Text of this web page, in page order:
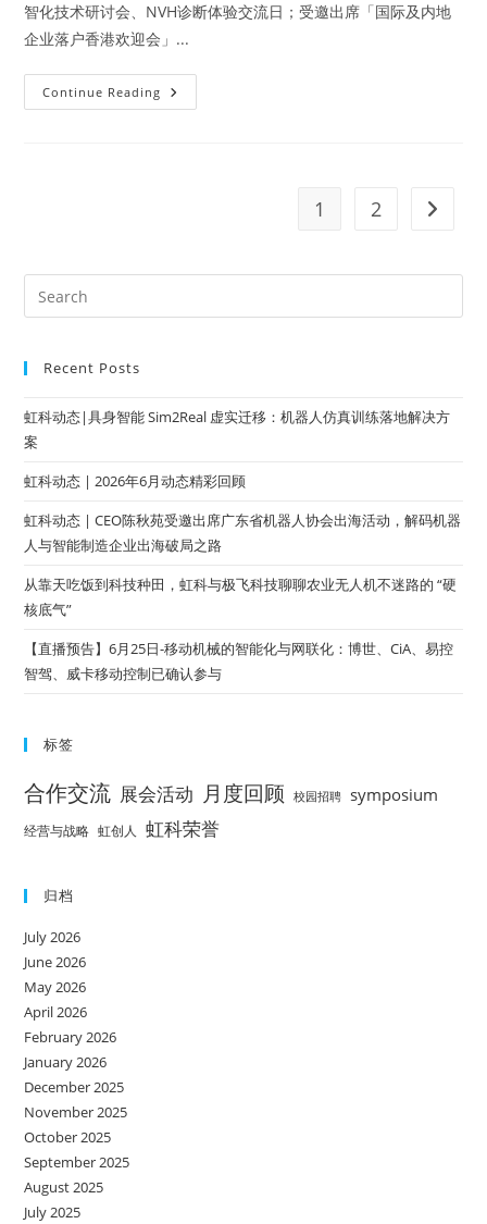
智化技术研讨会、NVH诊断体验交流日；受邀出席「国际及内地
企业落户香港欢迎会」...
Continue Reading
1 2
Recent Posts
虹科动态|具身智能 Sim2Real 虚实迁移：机器人仿真训练落地解决方
案
虹科动态 | 2026年6月动态精彩回顾
虹科动态 | CEO陈秋苑受邀出席广东省机器人协会出海活动，解码机器
人与智能制造企业出海破局之路
从靠天吃饭到科技种田，虹科与极飞科技聊聊农业无人机不迷路的 “硬
核底气”
【直播预告】6月25日-移动机械的智能化与网联化：博世、CiA、易控
智驾、威卡移动控制已确认参与
标签
合作交流 展会活动 月度回顾 校园招聘 symposium
经营与战略 虹创人 虹科荣誉
归档
July 2026
June 2026
May 2026
April 2026
February 2026
January 2026
December 2025
November 2025
October 2025
September 2025
August 2025
July 2025